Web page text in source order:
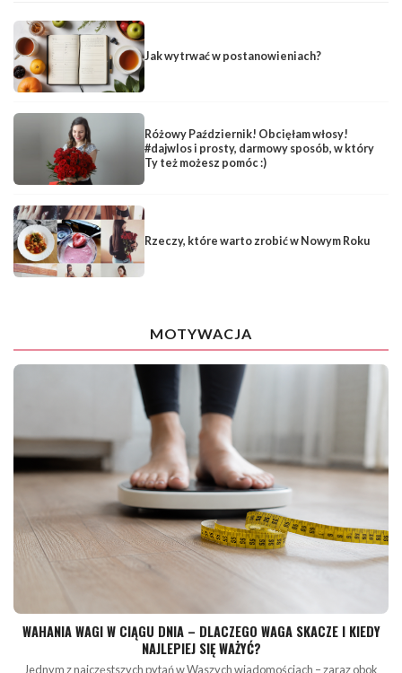
Jak wytrwać w postanowieniach?
Różowy Październik! Obcięłam włosy!
#dajwlos i prosty, darmowy sposób, w który
Ty też możesz pomóc :)
Rzeczy, które warto zrobić w Nowym Roku
MOTYWACJA
WAHANIA WAGI W CIĄGU DNIA – DLACZEGO WAGA SKACZE I KIEDY
NAJLEPIEJ SIĘ WAŻYĆ?
Jednym z najczęstszych pytań w Waszych wiadomościach – zaraz obok